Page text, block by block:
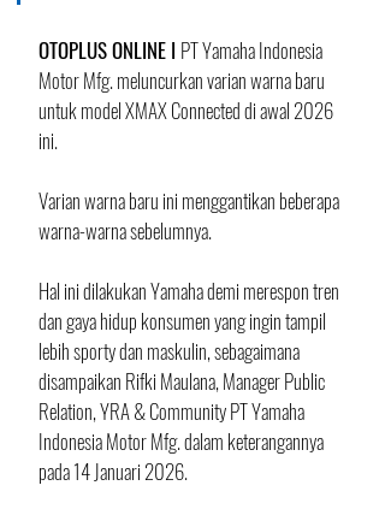
OTOPLUS ONLINE I PT Yamaha Indonesia
Motor Mfg. meluncurkan varian warna baru
untuk model XMAX Connected di awal 2026
ini.
Varian warna baru ini menggantikan beberapa
warna-warna sebelumnya.
Hal ini dilakukan Yamaha demi merespon tren
dan gaya hidup konsumen yang ingin tampil
lebih sporty dan maskulin, sebagaimana
disampaikan Rifki Maulana, Manager Public
Relation, YRA & Community PT Yamaha
Indonesia Motor Mfg. dalam keterangannya
pada 14 Januari 2026.